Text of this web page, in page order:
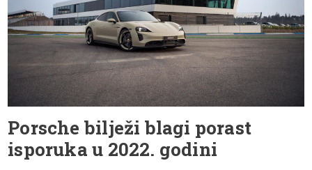
Porsche bilježi blagi porast
isporuka u 2022. godini